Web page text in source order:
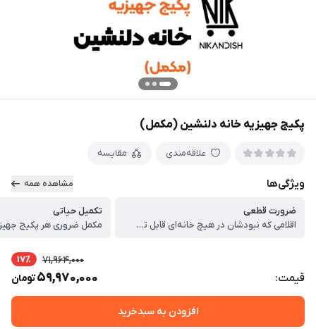
پکیج جهیزیه خانه دلنشین (مکمل)
علاقه‌مندی مقایسه
ویژگی‌ها مشاهده همه
ضرورت قطعی
اقلامی که نبودشان در هیچ خانه‌ای قابل تصور نیست
تکمیل حیاتی
مکمل ضروری هر پکیج
قیمت:
71,964,000 17٪
59,970,000تومان
افزودن به سبدخرید